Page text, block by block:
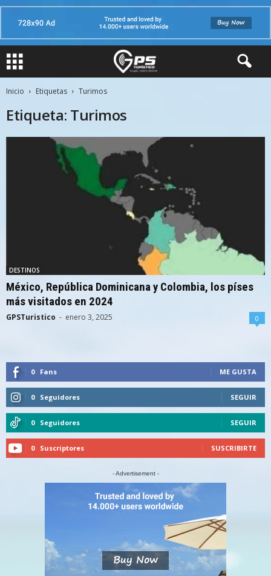
Inicio Etiquetas Turimos
Etiqueta: Turimos
DESTINOS
México, República Dominicana y Colombia, los píses
más visitados en 2024
GPSTuristico - enero 3, 2025 0
0 Fans ME GUSTA
0 Seguidores SEGUIR
0 Seguidores SEGUIR
0 Suscriptores SUSCRIBIRTE
- Advertisement -